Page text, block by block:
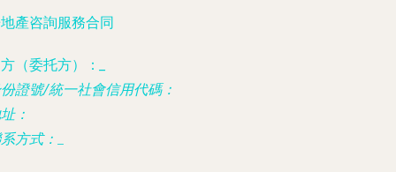
產咨詢服務合同
（委托方）：
證號/統一社會信用代碼：
：
方式：